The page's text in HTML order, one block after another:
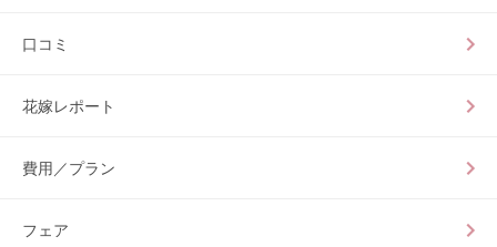
口コミ
花嫁レポート
費用／プラン
フェア